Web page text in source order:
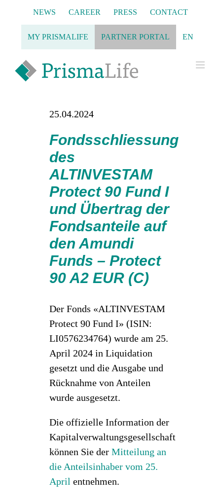
content
NEWS CAREER PRESS CONTACT
MY PRISMALIFE PARTNER PORTAL EN
25.04.2024
Fondsschliessung
des
ALTINVESTAM
Protect 90 Fund I
und Übertrag der
Fondsanteile auf
den Amundi
Funds – Protect
90 A2 EUR (C)
Der Fonds «ALTINVESTAM
Protect 90 Fund I» (ISIN:
LI0576234764) wurde am 25.
April 2024 in Liquidation
gesetzt und die Ausgabe und
Rücknahme von Anteilen
wurde ausgesetzt.
Die offizielle Information der
Kapitalverwaltungsgesellschaft
können Sie der Mitteilung an
die Anteilsinhaber vom 25.
April entnehmen.